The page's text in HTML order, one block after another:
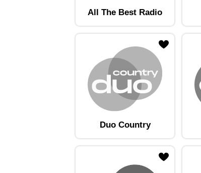
All The Best Radio
Duo Country
Lisa raadiojaam lemmikute hulkaLisa
Lisa raadiojaam lemmikute hulkaLisa